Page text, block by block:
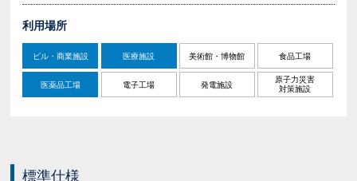
利用場所
ビル・商業施設 医療施設 美術館・博物館 食品工場
医薬品工場 電子工場 発電施設
原子力災害
対策施設
標準仕様